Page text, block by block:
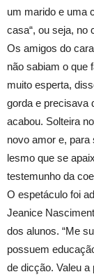
um marido e uma
casa“, ou seja, no
Os amigos do
não sabiam o que
muito esperta,
gorda e precisava
acabou. Solteira
novo amor e,
lesmo que se
testemunho da
O espetáculo foi
Jeanice
dos alunos. “Me
possuem
de dicção. Valeu a